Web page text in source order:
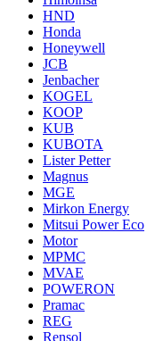
HND
Honda
Honeywell
JCB
Jenbacher
KOGEL
KOOP
KUB
KUBOTA
Lister Petter
Magnus
MGE
Mirkon Energy
Mitsui Power Eco
Motor
MPMC
MVAE
POWERON
Pramac
REG
Rensol